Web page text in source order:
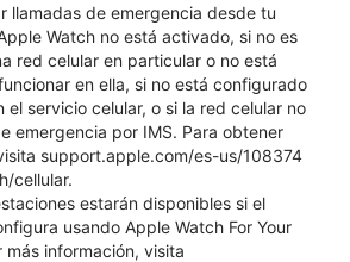
llamadas de emergencia desde tu
Watch no está activado, si no es
red celular en particular o no está
en ella, si no está configurado
el servicio celular, o si la red celular no
emergencia por IMS. Para obtener
support.apple.com/es-us/108374
cellular.
estarán disponibles si el
usando Apple Watch For Your
más información, visita